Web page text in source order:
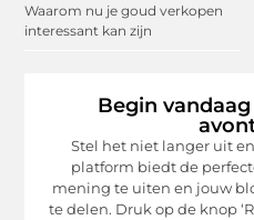
Waarom nu je goud verkopen
interessant kan zijn
Begin
Stel het niet langer uit
platform biedt de
mening te uiten en jouw
te delen. Druk op de knop